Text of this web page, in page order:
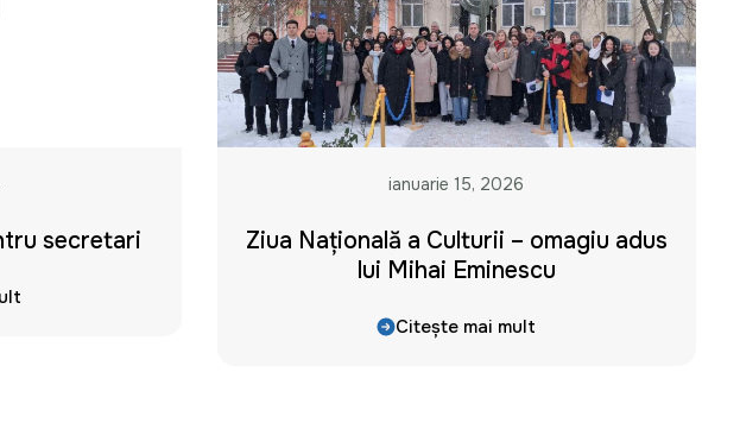
secretari
ianuarie 15, 2026
Ziua Națională a Culturii – omagiu adus
lui Mihai Eminescu
Citește mai mult